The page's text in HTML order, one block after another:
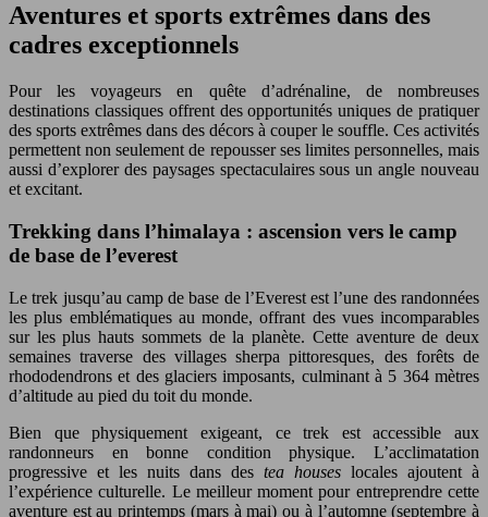
Aventures et sports extrêmes dans des
cadres exceptionnels
Pour les voyageurs en quête d’adrénaline, de nombreuses
destinations classiques offrent des opportunités uniques de pratiquer
des sports extrêmes dans des décors à couper le souffle. Ces activités
permettent non seulement de repousser ses limites personnelles, mais
aussi d’explorer des paysages spectaculaires sous un angle nouveau
et excitant.
Trekking dans l’himalaya : ascension vers le camp
de base de l’everest
Le trek jusqu’au camp de base de l’Everest est l’une des randonnées
les plus emblématiques au monde, offrant des vues incomparables
sur les plus hauts sommets de la planète. Cette aventure de deux
semaines traverse des villages sherpa pittoresques, des forêts de
rhododendrons et des glaciers imposants, culminant à 5 364 mètres
d’altitude au pied du toit du monde.
Bien que physiquement exigeant, ce trek est accessible aux
randonneurs en bonne condition physique. L’acclimatation
progressive et les nuits dans des tea houses locales ajoutent à
l’expérience culturelle. Le meilleur moment pour entreprendre cette
aventure est au printemps (mars à mai) ou à l’automne (septembre à